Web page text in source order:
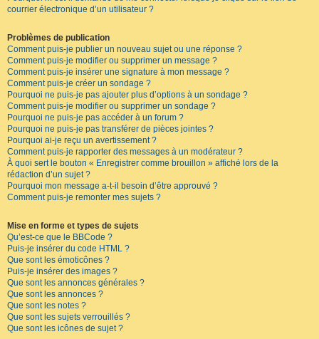
courrier électronique d’un utilisateur ?
Problèmes de publication
Comment puis-je publier un nouveau sujet ou une réponse ?
Comment puis-je modifier ou supprimer un message ?
Comment puis-je insérer une signature à mon message ?
Comment puis-je créer un sondage ?
Pourquoi ne puis-je pas ajouter plus d’options à un sondage ?
Comment puis-je modifier ou supprimer un sondage ?
Pourquoi ne puis-je pas accéder à un forum ?
Pourquoi ne puis-je pas transférer de pièces jointes ?
Pourquoi ai-je reçu un avertissement ?
Comment puis-je rapporter des messages à un modérateur ?
À quoi sert le bouton « Enregistrer comme brouillon » affiché lors de la
rédaction d’un sujet ?
Pourquoi mon message a-t-il besoin d’être approuvé ?
Comment puis-je remonter mes sujets ?
Mise en forme et types de sujets
Qu’est-ce que le BBCode ?
Puis-je insérer du code HTML ?
Que sont les émoticônes ?
Puis-je insérer des images ?
Que sont les annonces générales ?
Que sont les annonces ?
Que sont les notes ?
Que sont les sujets verrouillés ?
Que sont les icônes de sujet ?